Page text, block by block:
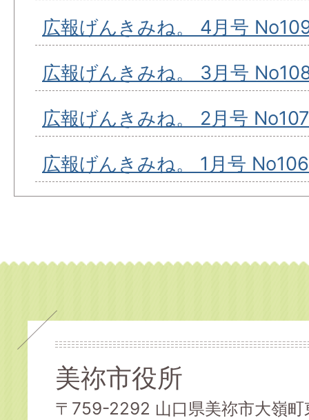
広報げんきみね。 4月号
広報げんきみね。 3月号
広報げんきみね。 2月号 No107
広報げんきみね。 1月号 No106
美祢市役所
〒759-2292 山口県美祢市大嶺